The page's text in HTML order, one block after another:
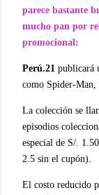
parece bastante
mucho pan por
promocional:
Perú.21 publicará
como Spider-
La colección se
episodios
especial de S/.
2.5 sin el cupón).
El costo reducido